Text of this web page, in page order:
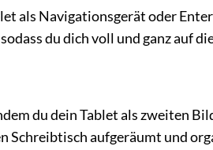
als Navigationsgerät oder
du dich voll und ganz auf
du dein Tablet als zweiten
Schreibtisch aufgeräumt und